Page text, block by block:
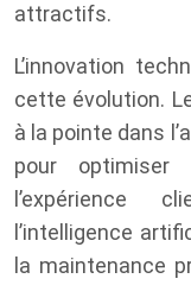
attractifs.
L’innovation
cette évolution.
à la pointe dans
pour optimiser
l’expérience
l’intelligence
la maintenance